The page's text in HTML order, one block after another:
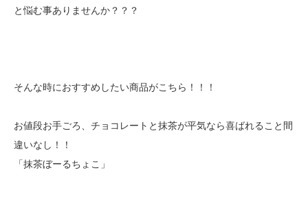
と悩む事ありませんか？？？
そんな時におすすめしたい商品がこちら！！！
お値段お手ごろ、チョコレートと抹茶が平気なら喜ばれること間
違いなし！！
「抹茶ぼーるちょこ」